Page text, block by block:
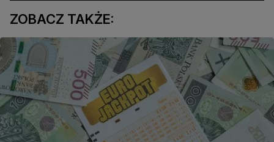
ZOBACZ TAKŻE: